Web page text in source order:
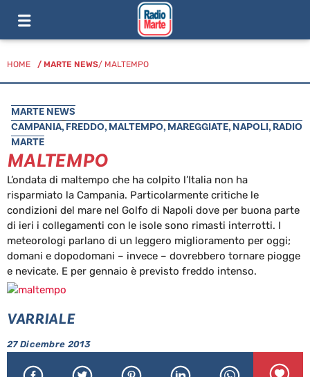
HOME / MARTE NEWS/ MALTEMPO
MARTE NEWS
CAMPANIA, FREDDO, MALTEMPO, MAREGGIATE, NAPOLI, RADIO
MARTE
MALTEMPO
L’ondata di maltempo che ha colpito l’Italia non ha
risparmiato la Campania. Particolarmente critiche le
condizioni del mare nel Golfo di Napoli dove per buona parte
di ieri i collegamenti con le isole sono rimasti interrotti. I
meteorologi parlano di un leggero miglioramento per oggi;
domani e dopodomani – invece – dovrebbero tornare piogge
e nevicate. E per gennaio è previsto freddo intenso.
VARRIALE
27 Dicembre 2013